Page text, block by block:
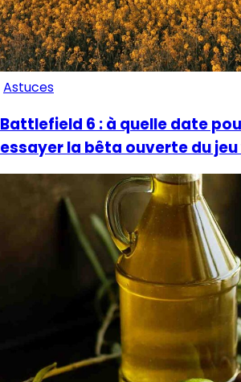
Astuces
Battlefield 6 : à quelle date
essayer la bêta ouverte du jeu